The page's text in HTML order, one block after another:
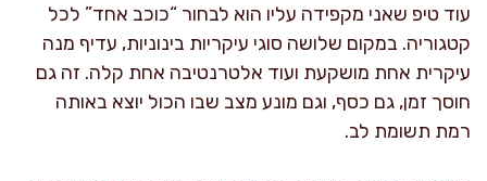
עוד טיפ שאני מקפידה עליו הוא לבחור “כוכב אחד” לכל
קטגוריה. במקום שלושה סוגי עיקריות בינוניות, עדיף מנה
עיקרית אחת מושקעת ועוד אלטרנטיבה אחת קלה. זה גם
חוסך זמן, גם כסף, וגם מונע מצב שבו הכול יוצא באותה
רמת תשומת לב.